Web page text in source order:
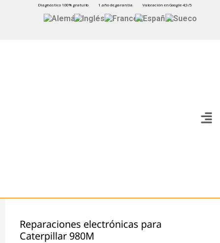
Diagnóstico 100% gratuito 1 año de garantía Valoración en Google 4,9/5
Reparaciones electrónicas para
Caterpillar 980M